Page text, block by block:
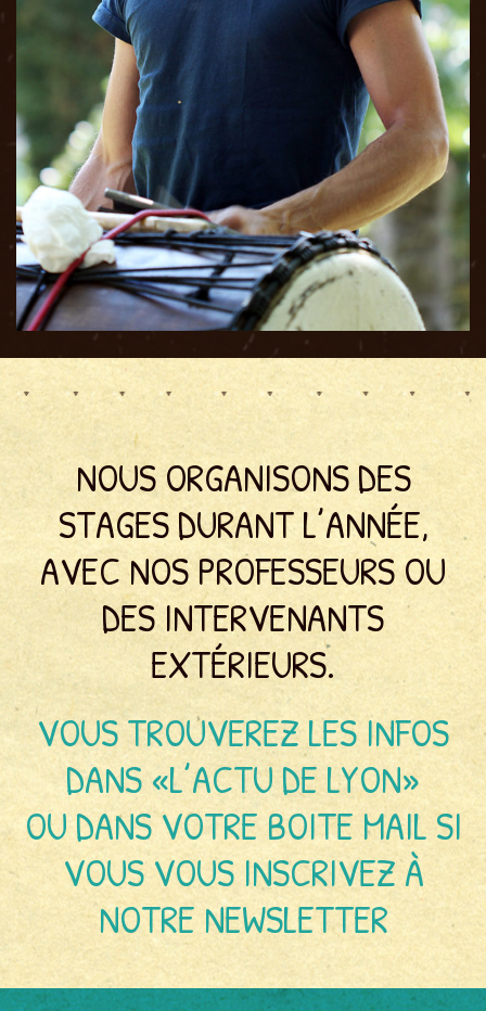
NOUS ORGANISONS DES
STAGES DURANT L’ANNÉE,
AVEC NOS PROFESSEURS OU
DES INTERVENANTS
EXTÉRIEURS.
VOUS TROUVEREZ LES INFOS
DANS «L’ACTU DE LYON»
OU DANS VOTRE BOITE MAIL SI
VOUS VOUS INSCRIVEZ À
NOTRE NEWSLETTER